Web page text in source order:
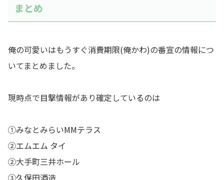
まとめ
俺の可愛いはもうすぐ消費期限(俺かわ)の番宣の情報につ
いてまとめました。
現時点で目撃情報があり確定しているのは
①みなとみらいMMテラス
②エムエム タイ
②大手町三井ホール
③久保田酒造